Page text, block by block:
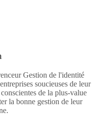
Gestion de l'identité
soucieuses de leur
de la plus-value
la bonne gestion de leur